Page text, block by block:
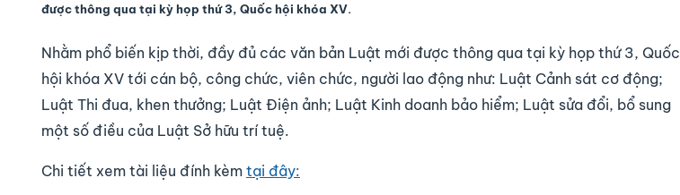
được thông qua tại kỳ họp thứ 3, Quốc hội khóa XV.
Nhằm phổ biến kịp thời, đầy đủ các văn bản Luật mới được thông qua tại kỳ họp thứ 3, Quốc
hội khóa XV tới cán bộ, công chức, viên chức, người lao động như: Luật Cảnh sát cơ động;
Luật Thi đua, khen thưởng; Luật Điện ảnh; Luật Kinh doanh bảo hiểm; Luật sửa đổi, bổ sung
một số điều của Luật Sở hữu trí tuệ.
Chi tiết xem tài liệu đính kèm tại đây: